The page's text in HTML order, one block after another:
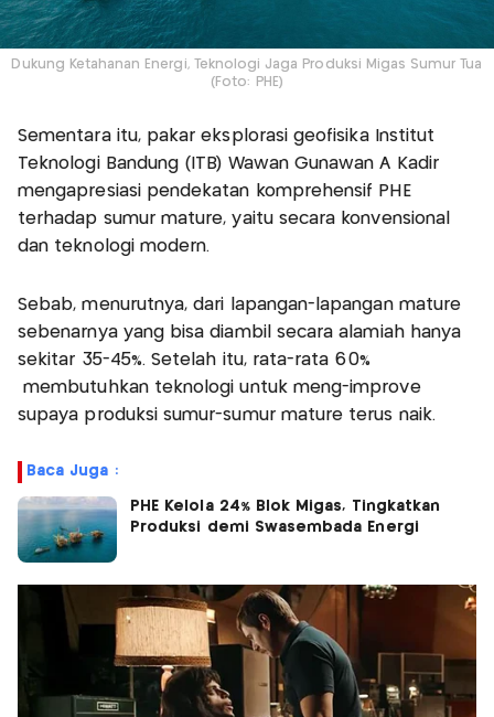
Dukung Ketahanan Energi, Teknologi Jaga Produksi Migas Sumur Tua
(Foto: PHE)
Sementara itu, pakar eksplorasi geofisika Institut
Teknologi Bandung (ITB) Wawan Gunawan A Kadir
mengapresiasi pendekatan komprehensif PHE
terhadap sumur mature, yaitu secara konvensional
dan teknologi modern.
Sebab, menurutnya, dari lapangan-lapangan mature
sebenarnya yang bisa diambil secara alamiah hanya
sekitar 35-45%. Setelah itu, rata-rata 60%
membutuhkan teknologi untuk meng-improve
supaya produksi sumur-sumur mature terus naik.
Baca Juga :
PHE Kelola 24% Blok Migas, Tingkatkan
Produksi demi Swasembada Energi